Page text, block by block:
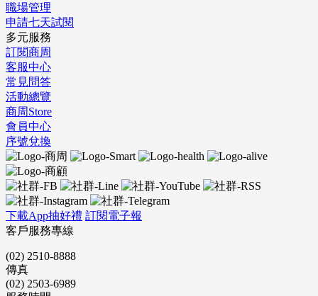
職場管理
申請七天試閱
多元服務
訂閱商周
客服中心
常見問答
活動總覽
商周Store
會員中心
序號兌換
下載App抽好禮 訂閱電子報
客戶服務專線
(02) 2510-8888
傳真
(02) 2503-6989